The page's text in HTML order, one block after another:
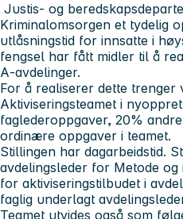
Justis- og
Kriminalomsorgen et tydelig
utlåsningstid for innsatte i
fengsel har fått midler til å
A‑avdelinger.
For å realiserer dette trenger
Aktiviseringsteamet i
faglederoppgaver, 20%
ordinære oppgaver i teamet.
Stillingen har dagarbeidstid.
avdelingsleder for Metode
for aktiviseringstilbudet i
faglig underlagt
Teamet utvides også som